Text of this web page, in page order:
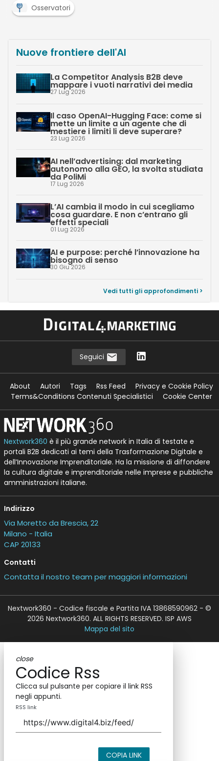
Osservatori
Nuove frontiere dell'AI
La Competitor Analysis B2B deve
mappare i vuoti narrativi dei media
27 Lug 2026
Il caso OpenAI-Hugging Face: come si
mette un limite a un agente che di
mestiere i limiti li deve superare?
23 Lug 2026
AI nell’advertising: dal marketing
autonomo alla GEO, la svolta studiata
da PoliMi
17 Lug 2026
L’AI cambia il modo in cui scegliamo
cosa guardare. E non c’entrano gli
effetti speciali
01 Lug 2026
AI e purpose: perché l’innovazione ha
bisogno di senso
30 Giu 2026
Vedi tutti gli approfondimenti >
Seguici
About Autori Tags Rss Feed
Privacy e Cookie Policy
Terms&Conditions Contenuti Specialistici
Cookie Center
Nextwork360 è il più grande network in Italia di testate e
portali B2B dedicati ai temi della Trasformazione Digitale e
dell’Innovazione Imprenditoriale. Ha la missione di diffondere
la cultura digitale e imprenditoriale nelle imprese e pubbliche
amministrazioni italiane.
Indirizzo
Via Moretto da Brescia, 22
Milano - Italia
CAP 20133
Contatti
Contatta il nostro team per maggiori informazioni
Nextwork360 - Codice fiscale e Partita IVA 13868590962 - ©
2026 Nextwork360. ALL RIGHTS RESERVED. ISP AWS
Mappa del sito
close
Codice Rss
Clicca sul pulsante per copiare il link RSS
negli appunti.
RSS link
COPIA LINK